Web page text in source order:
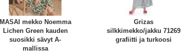
MASAI mekko Noemma
Lichen Green kauden
suosikki sävyt A-
mallissa
Grizas
silkkimekko/jakku 71269
grafiitti ja turkoosi